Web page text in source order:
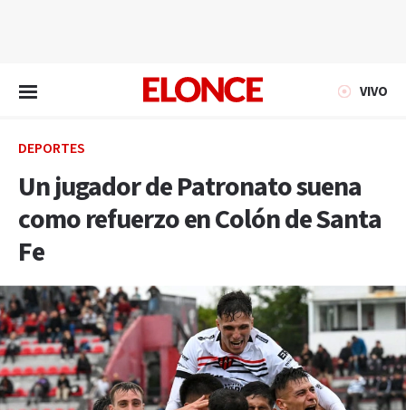
VIVO
DEPORTES
Un jugador de Patronato suena
como refuerzo en Colón de Santa
Fe